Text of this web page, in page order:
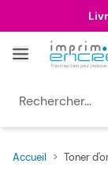
Menu
Accueil > Toner